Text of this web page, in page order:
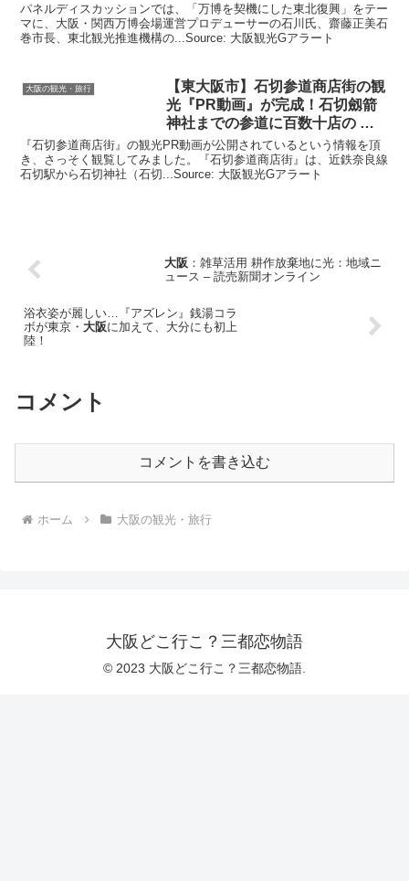
パネルディスカッションでは、「万博を契機にした東北復興」をテー
マに、大阪・関西万博会場運営プロデューサーの石川氏、齋藤正美石
巻市長、東北観光推進機構の...Source: 大阪観光Gアラート
大阪の観光・旅行 【東大阪市】石切参道商店街の観
光 『PR動画』が完成！石切劔箭
神社までの参道に百数十店の …
『石切参道商店街』の観光PR動画が公開されているという情報を頂
き、さっそく観覧してみました。『石切参道商店街』は、近鉄奈良線
石切駅から石切神社（石切...Source: 大阪観光Gアラート
大阪 ：雑草活用 耕作放棄地に光：地域ニ
ュース – 読売新聞オンライン
浴衣姿が麗しい…『アズレン』銭湯コラ
ボが東京・ 大阪に加えて、大分にも初上
陸！
コメント
コメントを書き込む
ホーム 大阪の観光・旅行
大阪どこ行こ？三都恋物語
© 2023 大阪どこ行こ？三都恋物語.